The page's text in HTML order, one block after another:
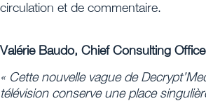
circulation et de commentaire.
Valérie Baudo, Chief Consulting
« Cette nouvelle vague de
télévision conserve une place